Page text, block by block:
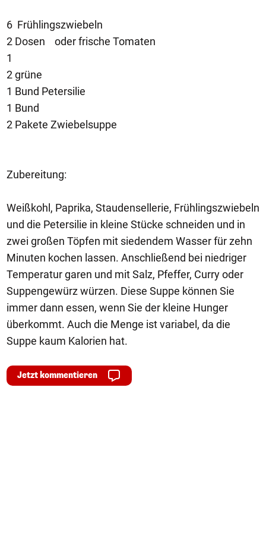
6 Frühlingszwiebeln
2 Dosen oder frische Tomaten
1
2 grüne
1 Bund Petersilie
1 Bund
2 Pakete Zwiebelsuppe
Zubereitung:
Weißkohl, Paprika, Staudensellerie, Frühlingszwiebeln
und die Petersilie in kleine Stücke schneiden und in
zwei großen Töpfen mit siedendem Wasser für zehn
Minuten kochen lassen. Anschließend bei niedriger
Temperatur garen und mit Salz, Pfeffer, Curry oder
Suppengewürz würzen. Diese Suppe können Sie
immer dann essen, wenn Sie der kleine Hunger
überkommt. Auch die Menge ist variabel, da die
Suppe kaum Kalorien hat.
Jetzt kommentieren